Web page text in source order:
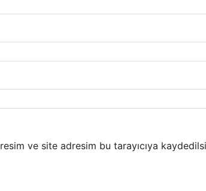
ve site adresim bu tarayıcıya